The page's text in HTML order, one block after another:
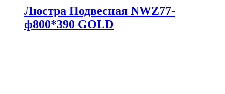
Люстра Подвесная NWZ77-
ф800*390 GOLD